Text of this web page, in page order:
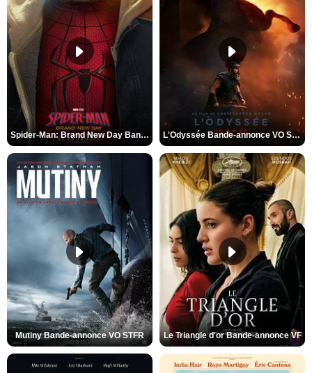
Spider-Man: Brand New Day Bande-annonce VO STFR L'Odyssée Bande-annonce VO STFR
Mutiny Bande-annonce VO STFR Le Triangle d'or Bande-annonce VF